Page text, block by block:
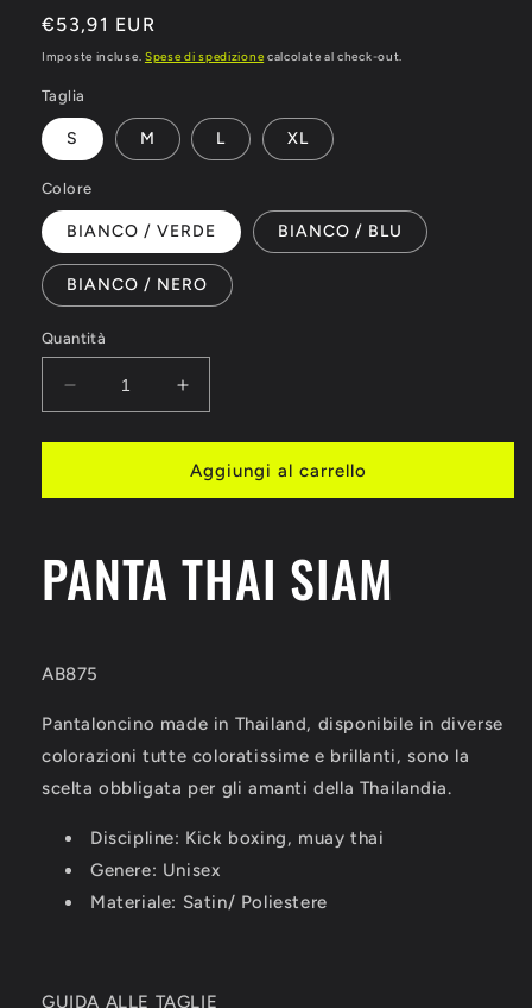
Prezzo
di
€53,91 EUR
Imposte incluse. Spese di spedizione calcolate al check-out.
Taglia
S M L XL
Colore
BIANCO / VERDE BIANCO / BLU
BIANCO / NERO
Quantità
Diminuisci
quantità
per
PANTALONCINI
KICK
LEONE
1947
Aumenta
quantità
per
PANTALONCINI
KICK
LEONE
1947
Aggiungi al carrello
PANTA THAI SIAM
AB875
Pantaloncino made in Thailand, disponibile in diverse
colorazioni tutte coloratissime e brillanti, sono la
scelta obbligata per gli amanti della Thailandia.
Discipline: Kick boxing, muay thai
Genere: Unisex
Materiale: Satin/ Poliestere
GUIDA ALLE TAGLIE